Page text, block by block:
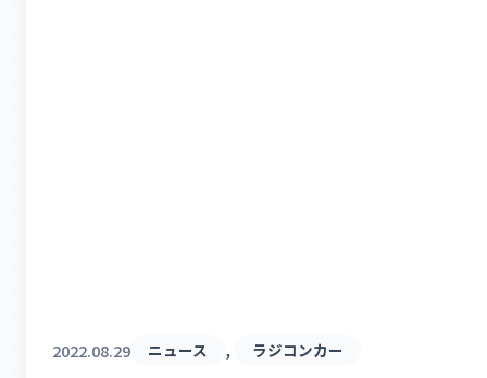
2022.08.29 ニュース , ラジコンカー